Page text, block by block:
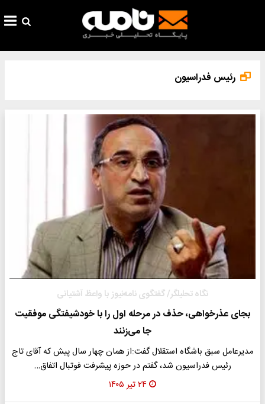
رئیس فدراسیون
نگاه تحلیلگر/ گفتگوی نامه‌نیوز با واعظ آشتیانی
بجای عذرخواهی، حذف در مرحله اول را با خودشیفتگی موفقیت
جا می‌زنند
مدیرعامل سبق باشگاه استقلال گفت:‌از همان چهار سال پیش که آقای تاج
رئیس فدراسیون شد، گفتم در حوزه پیشرفت فوتبال اتفاق…
۲۴ تیر ۱۴۰۵